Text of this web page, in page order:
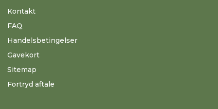
Kontakt
FAQ
Handelsbetingelser
Gavekort
Sitemap
Fortryd aftale